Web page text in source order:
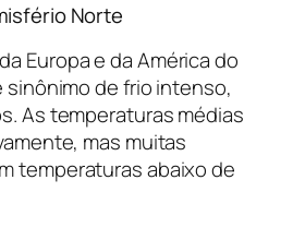
Norte
Europa e da América do
sinônimo de frio intenso,
As temperaturas médias
mas muitas
temperaturas abaixo de